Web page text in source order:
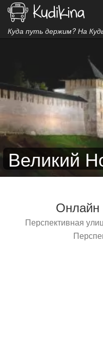
Куда путь держим? На
Великий
Онлайн
Перспективная